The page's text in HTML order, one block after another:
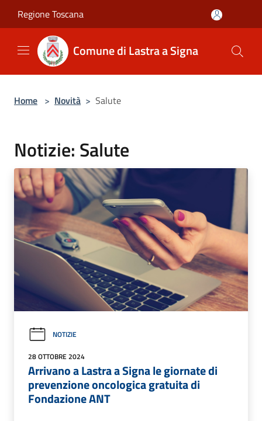
Regione Toscana
Comune di Lastra a Signa
Home > Novità > Salute
Notizie: Salute
NOTIZIE
28 OTTOBRE 2024
Arrivano a Lastra a Signa le giornate di
prevenzione oncologica gratuita di
Fondazione ANT